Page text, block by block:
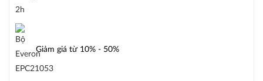
Giảm giá từ 10% - 50%